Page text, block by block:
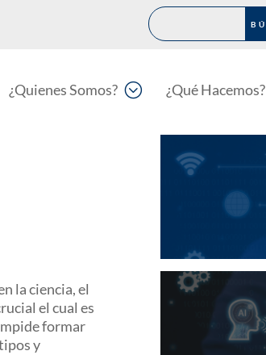
;
¿Quienes Somos? ¿Qué Hacemos?
la ciencia, el
el cual es
formar
y